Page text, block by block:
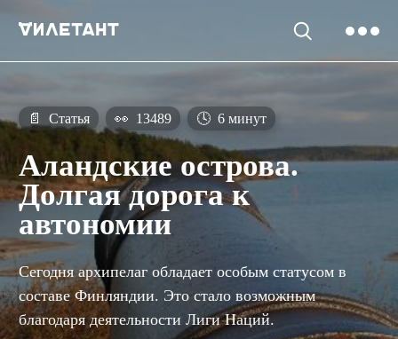
📄 Статья 👀 13489 🕓 6 минут
Аландские острова.
Долгая дорога к
автономии
Сегодня архипелаг обладает особым статусом в
составе Финляндии. Это стало возможным
благодаря деятельности Лиги Наций.